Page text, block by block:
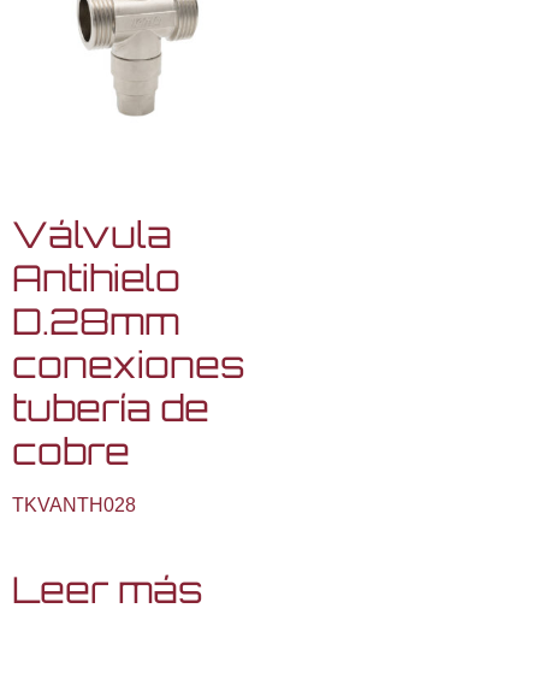
Válvula
Antihielo
D.28mm
conexiones
tubería de
cobre
TKVANTH028
Leer más